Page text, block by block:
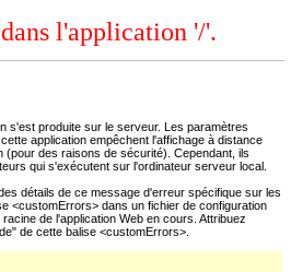
l'application '/'.
s'est produite sur le serveur. Les paramètres
application empêchent l'affichage à distance
(pour des raisons de sécurité). Cependant, ils
qui s'exécutent sur l'ordinateur serveur local.
détails de ce message d'erreur spécifique sur les
<customErrors> dans un fichier de configuration
de l'application Web en cours. Attribuez
de cette balise <customErrors>.